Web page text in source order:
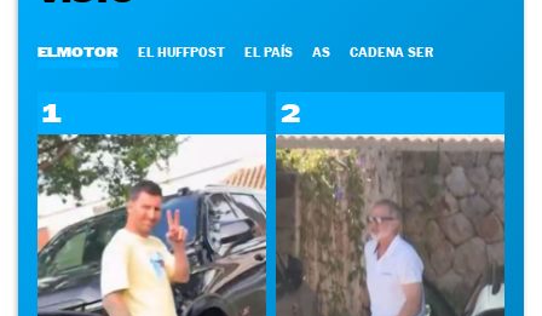
ELMOTOR EL HUFFPOST EL PAÍS AS CADENA SER
1 2